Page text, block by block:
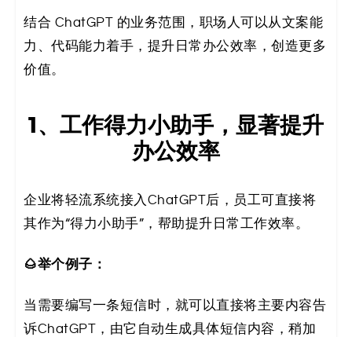
结合 ChatGPT 的业务范围，职场人可以从文案能
力、代码能力着手，提升日常办公效率，创造更多
价值。
1、工作得力小助手，显著提升
办公效率
企业将轻流系统接入ChatGPT后，员工可直接将
其作为“得力小助手”，帮助提升日常工作效率。
🌰举个例子：
当需要编写一条短信时，就可以直接将主要内容告
诉ChatGPT，由它自动生成具体短信内容，稍加